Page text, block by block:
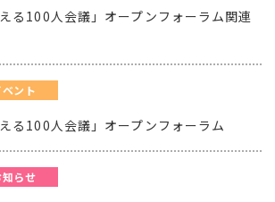
る100人会議」オープンフォーラム関連
ベント
る100人会議」オープンフォーラム
知らせ